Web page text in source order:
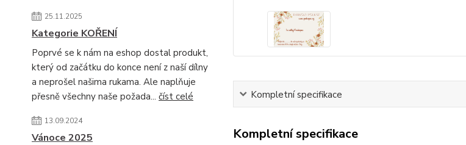
25.11.2025
Kategorie KOŘENÍ
Poprvé se k nám na eshop dostal produkt,
který od začátku do konce není z naší dílny
a neprošel našima rukama. Ale naplňuje
přesně všechny naše požada... číst celé
13.09.2024
Vánoce 2025
Kompletní specifikace
Kompletní specifikace